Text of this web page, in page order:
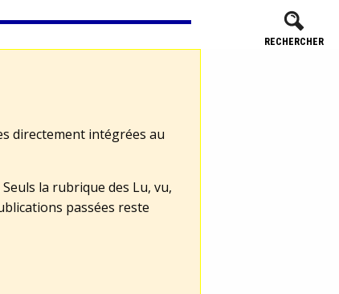
RECHERCHER
directement intégrées au
la rubrique des Lu, vu,
passées reste